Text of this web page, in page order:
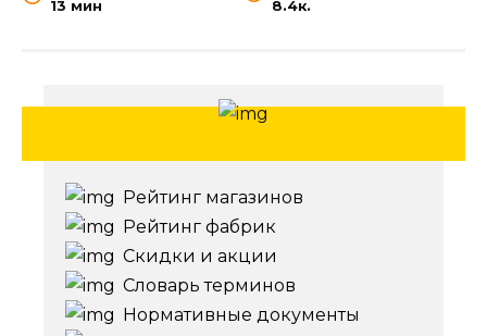
13 мин 8.4к.
Рейтинг магазинов
Рейтинг фабрик
Скидки и акции
Словарь терминов
Нормативные документы